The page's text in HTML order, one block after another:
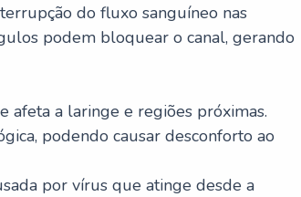
do fluxo sanguíneo nas
podem bloquear o canal, gerando
afeta a laringe e regiões próximas.
podendo causar desconforto ao
por vírus que atinge desde a